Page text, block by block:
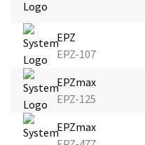
EPZ
EPZ-107
EPZmax
EPZ-125
EPZmax